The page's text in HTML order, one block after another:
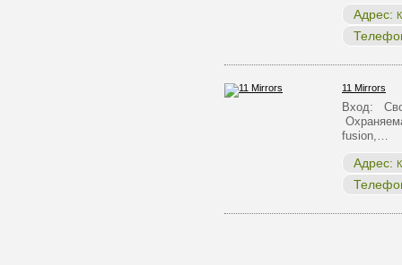
Адрес:
11 Mirrors
Вход:
fusion,…
Адрес: